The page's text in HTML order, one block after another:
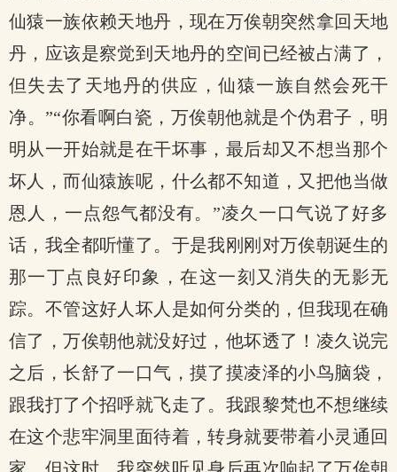
仙猿一族依赖天地丹，现在万俟朝突然拿回天地
丹，应该是察觉到天地丹的空间已经被占满了，
但失去了天地丹的供应，仙猿一族自然会死干
净。”“你看啊白瓷，万俟朝他就是个伪君子，明
明从一开始就是在干坏事，最后却又不想当那个
坏人，而仙猿族呢，什么都不知道，又把他当做
恩人，一点怨气都没有。”凌久一口气说了好多
话，我全都听懂了。于是我刚刚对万俟朝诞生的
那一丁点良好印象，在这一刻又消失的无影无
踪。不管这好人坏人是如何分类的，但我现在确
信了，万俟朝他就没好过，他坏透了！凌久说完
之后，长舒了一口气，摸了摸凌泽的小鸟脑袋，
跟我打了个招呼就飞走了。我跟黎梵也不想继续
在这个悲牢洞里面待着，转身就要带着小灵通回